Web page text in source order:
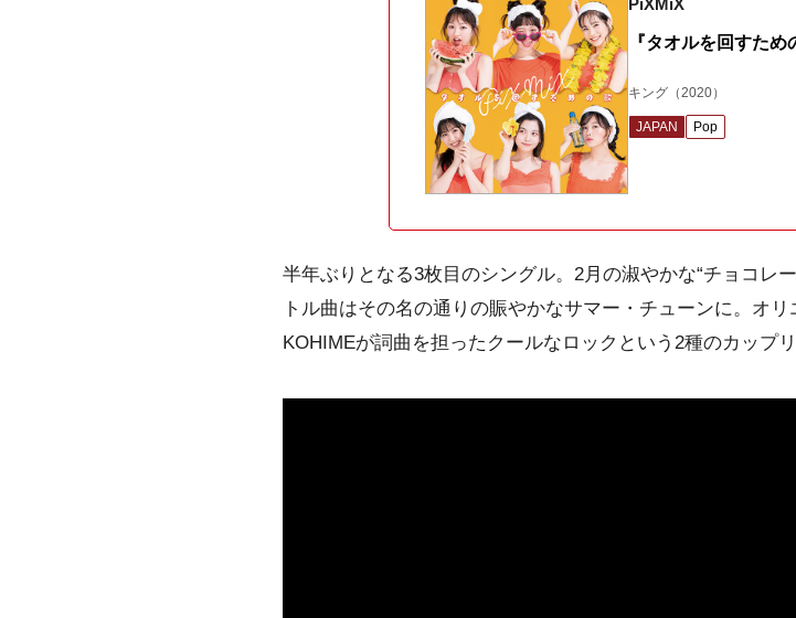
PiXMiX
『タオルを回すため
キング （2020）
JAPAN Pop
半年ぶりとなる3枚目のシングル。2月の淑やかな“チョコレ
トル曲はその名の通りの賑やかなサマー・チューンに。オ
KOHIMEが詞曲を担ったクールなロックという2種のカップ